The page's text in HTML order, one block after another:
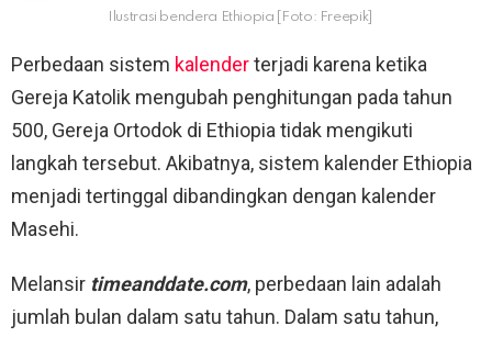
Ilustrasi bendera Ethiopia [Foto: Freepik]
Perbedaan sistem kalenderterjadi karena ketika
Gereja Katolik mengubah penghitungan pada tahun
500, Gereja Ortodok di Ethiopia tidak mengikuti
langkah tersebut. Akibatnya, sistem kalender Ethiopia
menjadi tertinggal dibandingkan dengan kalender
Masehi.
Melansir timeanddate.com, perbedaan lain adalah
jumlah bulan dalam satu tahun. Dalam satu tahun,